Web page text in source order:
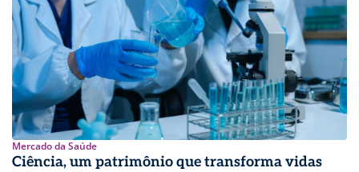
Mercado da Saúde
Ciência, um patrimônio que transforma vidas